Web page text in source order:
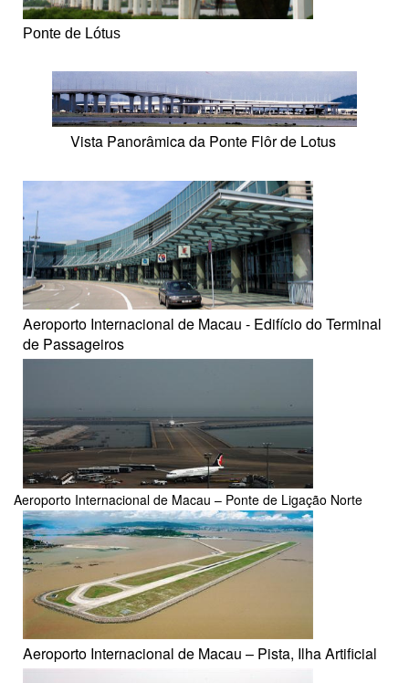
Ponte de Lótus
Vista Panorâmica da Ponte Flôr de Lotus
Aeroporto Internacional de Macau - Edifício do Terminal
de Passageiros
Aeroporto Internacional de Macau – Ponte de Ligação Norte
Aeroporto Internacional de Macau – Pista, Ilha Artificial